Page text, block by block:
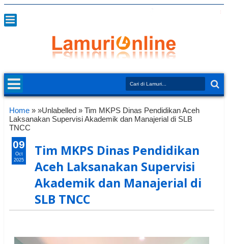
Home » »Unlabelled » Tim MKPS Dinas Pendidikan Aceh
Laksanakan Supervisi Akademik dan Manajerial di SLB
TNCC
Tim MKPS Dinas Pendidikan
Aceh Laksanakan Supervisi
Akademik dan Manajerial di
SLB TNCC
09
Oct
2025